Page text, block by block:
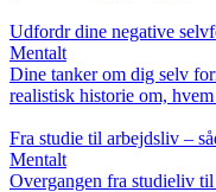
Udfordr dine negative
Mentalt
Dine tanker om dig selv
realistisk historie om, hvem
Fra studie til arbejdsliv –
Mentalt
Overgangen fra studieliv